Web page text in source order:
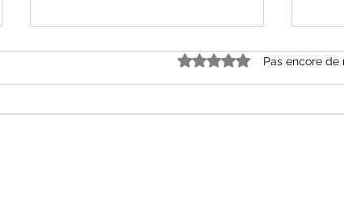
Noté 0 étoile sur 5.Pas encore de